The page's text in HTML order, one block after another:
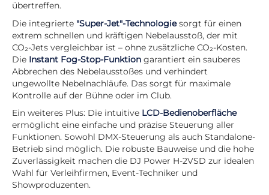
übertreffen.
Die integrierte "Super-Jet"-Technologiesorgt für einen
extrem schnellen und kräftigen Nebelausstoß, der mit
CO₂-Jets vergleichbar ist – ohne zusätzliche CO₂-Kosten.
Die Instant Fog-Stop-Funktion garantiert ein sauberes
Abbrechen des Nebelausstoßes und verhindert
ungewollte Nebelnachläufe. Das sorgt für maximale
Kontrolle auf der Bühne oder im Club.
Ein weiteres Plus: Die intuitive LCD-Bedienoberfläche
ermöglicht eine einfache und präzise Steuerung aller
Funktionen. Sowohl DMX-Steuerung als auch Standalone-
Betrieb sind möglich. Die robuste Bauweise und die hohe
Zuverlässigkeit machen die DJ Power H-2VSD zur idealen
Wahl für Verleihfirmen, Event-Techniker und
Showproduzenten.